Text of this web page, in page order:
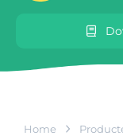
Home